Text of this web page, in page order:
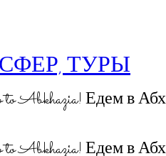
ТУРЫ
Едем в
Едем в